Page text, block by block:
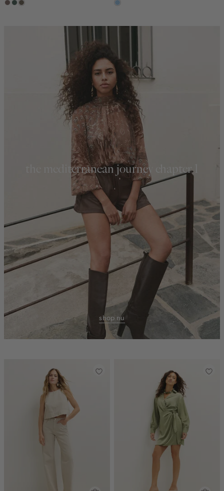
taupe
groen,
bruin
blauw,
light
the mediterranean journey chapter 1
shop nu